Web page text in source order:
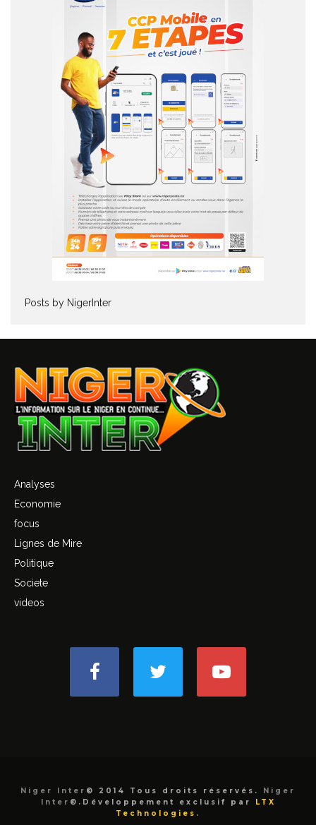
Posts by NigerInter
Analyses
Economie
focus
Lignes de Mire
Politique
Societe
videos
Niger Inter © 2014 Tous droits réservés.
Niger
Inter ©.Développement exclusif par
LTX
Technologies .